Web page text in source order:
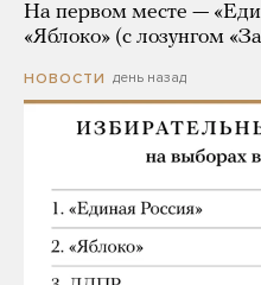
На первом месте —
«Яблоко» (с лозунгом
НОВОСТИ день назад